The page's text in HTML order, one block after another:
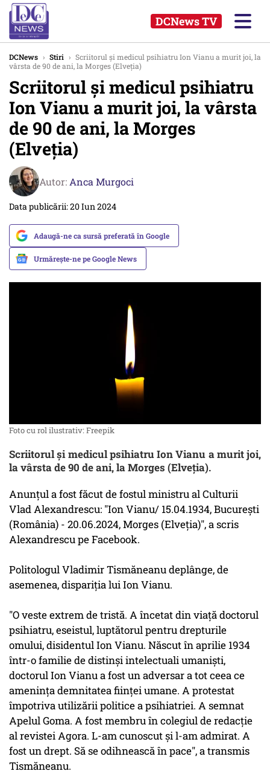
DCNews TV
DCNews › Stiri › Scriitorul şi medicul psihiatru Ion Vianu a murit joi, la
vârsta de 90 de ani, la Morges (Elveţia)
Scriitorul şi medicul psihiatru
Ion Vianu a murit joi, la vârsta
de 90 de ani, la Morges
(Elveţia)
Autor: Anca Murgoci
Data publicării: 20 Iun 2024
Adaugă-ne ca sursă preferată în Google
Urmărește-ne pe Google News
Foto cu rol ilustrativ: Freepik
Scriitorul şi medicul psihiatru Ion Vianu a murit joi,
la vârsta de 90 de ani, la Morges (Elveţia).
Anunţul a fost făcut de fostul ministru al Culturii
Vlad Alexandrescu: "Ion Vianu/ 15.04.1934, Bucureşti
(România) - 20.06.2024, Morges (Elveţia)", a scris
Alexandrescu pe Facebook.
Politologul Vladimir Tismăneanu deplânge, de
asemenea, dispariţia lui Ion Vianu.
"O veste extrem de tristă. A încetat din viaţă doctorul
psihiatru, eseistul, luptătorul pentru drepturile
omului, disidentul Ion Vianu. Născut în aprilie 1934
într-o familie de distinşi intelectuali umanişti,
doctorul Ion Vianu a fost un adversar a tot ceea ce
ameninţa demnitatea fiinţei umane. A protestat
împotriva utilizării politice a psihiatriei. A semnat
Apelul Goma. A fost membru în colegiul de redacţie
al revistei Agora. L-am cunoscut şi l-am admirat. A
fost un drept. Să se odihnească în pace", a transmis
Tismăneanu.